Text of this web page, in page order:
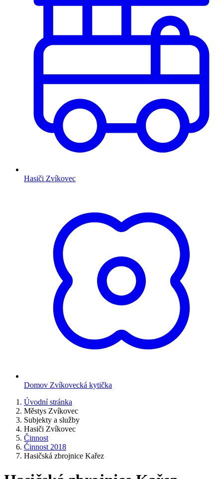
Hasiči Zvíkovec
Domov Zvíkovecká kytička
Úvodní stránka
Městys Zvíkovec
Subjekty a služby
Hasiči Zvíkovec
Činnost
Činnost 2018
Hasičská zbrojnice Kařez